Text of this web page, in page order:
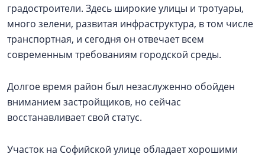
градостроители. Здесь широкие улицы и тротуары,
много зелени, развитая инфраструктура, в том числе
транспортная, и сегодня он отвечает всем
современным требованиям городской среды.
Долгое время район был незаслуженно обойден
вниманием застройщиков, но сейчас
восстанавливает свой статус.
Участок на Софийской улице обладает хорошими